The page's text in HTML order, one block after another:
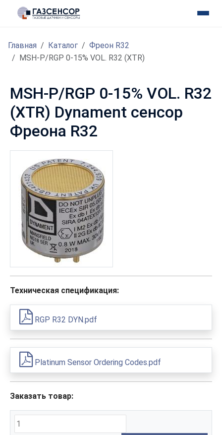
Главная Каталог
Фреон R32
MSH-P/RGP 0-15% VOL. R32 (XTR)
MSH-P/RGP 0-15% VOL. R32
(XTR) Dynament сенсор
Фреона R32
Техническая спецификация:
RGP R32 DYN.pdf
Platinum Sensor Ordering Codes.pdf
Заказать товар: